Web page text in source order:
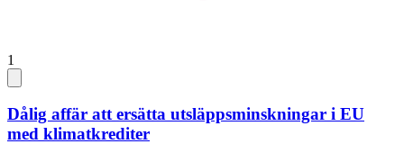
1
Dålig affär att ersätta utsläppsminskningar i EU
med klimatkrediter